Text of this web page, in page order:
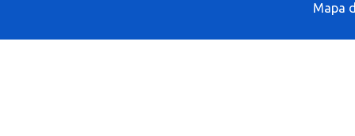
Mapa